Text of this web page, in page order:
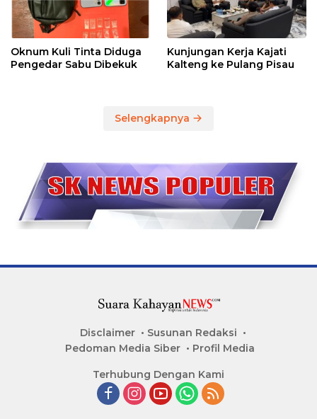
Oknum Kuli Tinta Diduga
Pengedar Sabu Dibekuk
Kunjungan Kerja Kajati
Kalteng ke Pulang Pisau
Selengkapnya
Disclaimer
Susunan Redaksi
Pedoman Media Siber
Profil Media
Terhubung Dengan Kami